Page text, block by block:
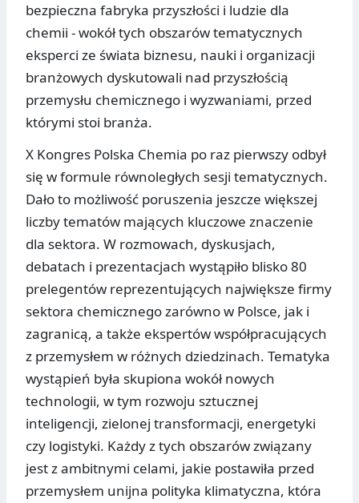
bezpieczna fabryka przyszłości i ludzie dla
chemii - wokół tych obszarów tematycznych
eksperci ze świata biznesu, nauki i organizacji
branżowych dyskutowali nad przyszłością
przemysłu chemicznego i wyzwaniami, przed
którymi stoi branża.
X Kongres Polska Chemia po raz pierwszy odbył
się w formule równoległych sesji tematycznych.
Dało to możliwość poruszenia jeszcze większej
liczby tematów mających kluczowe znaczenie
dla sektora. W rozmowach, dyskusjach,
debatach i prezentacjach wystąpiło blisko 80
prelegentów reprezentujących największe firmy
sektora chemicznego zarówno w Polsce, jak i
zagranicą, a także ekspertów współpracujących
z przemysłem w różnych dziedzinach. Tematyka
wystąpień była skupiona wokół nowych
technologii, w tym rozwoju sztucznej
inteligencji, zielonej transformacji, energetyki
czy logistyki. Każdy z tych obszarów związany
jest z ambitnymi celami, jakie postawiła przed
przemysłem unijna polityka klimatyczna, która